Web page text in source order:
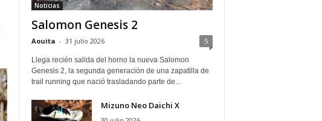
Noticias
Salomon Genesis 2
Aouita - 31 julio 2026 5
Llega recién salida del horno la nueva Salomon
Genesis 2, la segunda generación de una zapatilla de
trail running que nació trasladando parte de...
Mizuno Neo Daichi X